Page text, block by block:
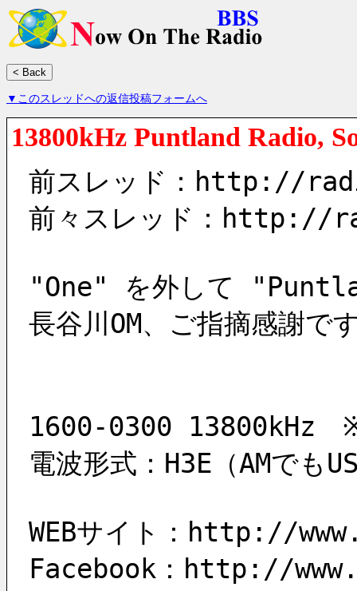
▼このスレッドへの返信投稿フォームへ
13800kHz Puntland Radio,
前スレッド：http://
前々スレッド：
"One" を外して
長谷川OM、ご指摘感謝で
1600-0300 13800kHz　
電波形式：H3E（AMでも
WEBサイト：http://
Facebook：http://